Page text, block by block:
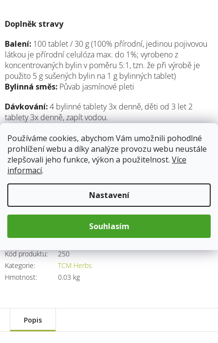
Používáme cookies, abychom Vám umožnili pohodlné
prohlížení webu a díky analýze provozu webu neustále
zlepšovali jeho funkce, výkon a použitelnost. Více
informací.
Nastavení
Souhlasím
Skladem 14.8.2026
Doplněk stravy
Balení: 100 tablet / 30 g (100% přírodní, jedinou pojivovou
látkou je přírodní celulóza max. do 1%; vyrobeno z
koncentrovaných bylin v poměru 5:1, tzn. že při výrobě je
použito 5 g sušených bylin na 1 g bylinných tablet)
Bylinná směs: Půvab jasmínové pleti
Dávkování:4 bylinné tablety 3x denně, děti od 3 let 2
tablety 3x denně, zapít vodou.
Výrobce:Medichin, Belgie
Kód produktu:
250
Kategorie:
TCM Herbs
Hmotnost: 0.03 kg
400 Kč
Měrná
cena:
Popis